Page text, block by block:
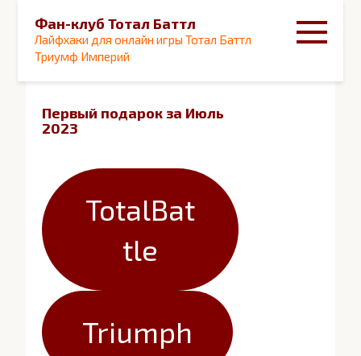
контенту
Фан-клуб Тотал Баттл
Лайфхаки для онлайн игры Тотал Баттл
Триумф Империй
Первый подарок за Июль
2023
TotalBat
tle
Triumph